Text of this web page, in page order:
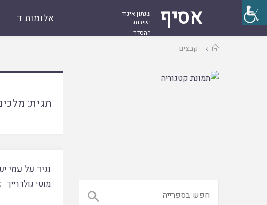
אסיף
שנתון איגוד
ישיבות
ההסדר
אלומות ד
עמודקבצים
תגית:
נגיד על עמי
מוטי גולדרייך
